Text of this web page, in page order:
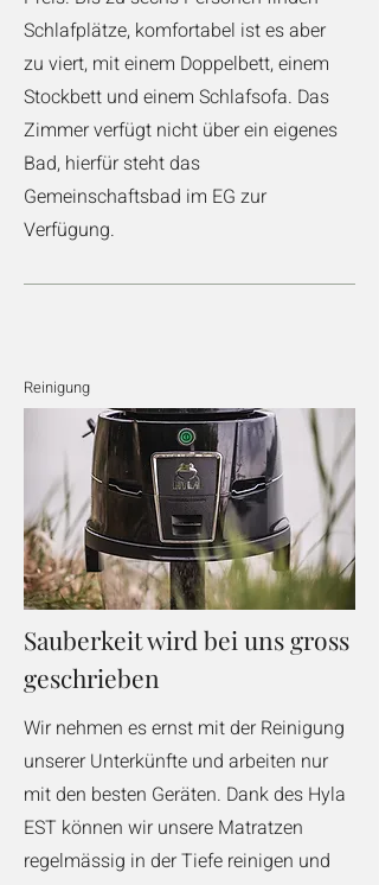
Schlafplätze, komfortabel ist es aber
zu viert, mit einem Doppelbett, einem
Stockbett und einem Schlafsofa. Das
Zimmer verfügt nicht über ein eigenes
Bad, hierfür steht das
Gemeinschaftsbad im EG zur
Verfügung.
Reinigung
Sauberkeit wird bei uns gross
geschrieben
Wir nehmen es ernst mit der Reinigung
unserer Unterkünfte und arbeiten nur
mit den besten Geräten. Dank des Hyla
EST können wir unsere Matratzen
regelmässig in der Tiefe reinigen und